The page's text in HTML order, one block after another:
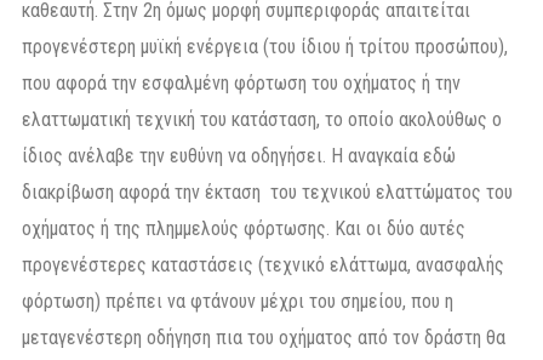
καθεαυτή. Στην 2η όμως μορφή συμπεριφοράς απαιτείται
προγενέστερη μυϊκή ενέργεια (του ίδιου ή τρίτου προσώπου),
που αφορά την εσφαλμένη φόρτωση του οχήματος ή την
ελαττωματική τεχνική του κατάσταση, το οποίο ακολούθως ο
ίδιος ανέλαβε την ευθύνη να οδηγήσει. Η αναγκαία εδώ
διακρίβωση αφορά την έκταση του τεχνικού ελαττώματος του
οχήματος ή της πλημμελούς φόρτωσης. Και οι δύο αυτές
προγενέστερες καταστάσεις (τεχνικό ελάττωμα, ανασφαλής
φόρτωση) πρέπει να φτάνουν μέχρι του σημείου, που η
μεταγενέστερη οδήγηση πια του οχήματος από τον δράστη θα